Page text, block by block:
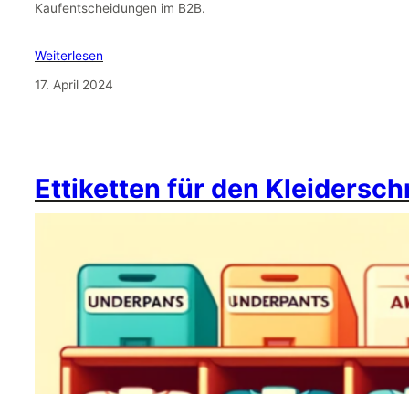
Kaufentscheidungen im B2B.
Weiterlesen
17. April 2024
Ettiketten für den